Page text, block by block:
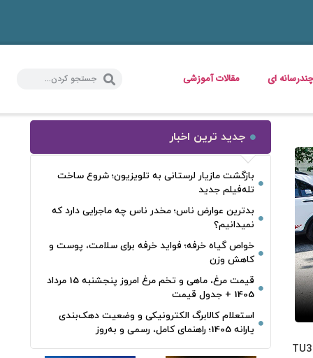
چندرسانه ای مقالات آموزشی
به گزارش پرداد خبر، در تاریخ ۲۴ فروردین ۱۴۰۵، قیمت خودروهای داخلی در بازار آزاد تهران اعلام شد. بر اساس معاملات انجام شده، پژو 207 TU3
جدید ترین اخبار
بازگشت مازیار لرستانی به تلویزیون؛ شروع ساخت
تله‌فیلم جدید
بدترین عوارض ناس؛ مخدر ناس چه ماجرایی دارد که
نمیدانیم؟
خواص گیاه خرفه؛ فواید خرفه برای سلامت، پوست و
کاهش وزن
قیمت مرغ، ماهی و تخم مرغ امروز پنجشنبه 15 مرداد
1405 + جدول قیمت
استعلام کالابرگ الکترونیکی و وضعیت دهک‌بندی
یارانه 1405؛ راهنمای کامل، رسمی و به‌روز